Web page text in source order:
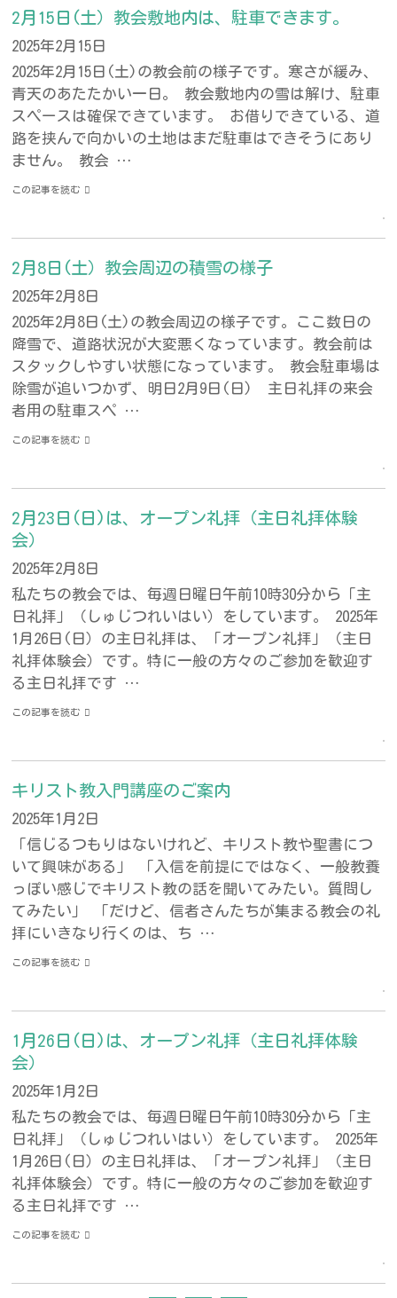
2月15日(土）教会敷地内は、駐車できます。
2025年2月15日
2025年2月15日(土)の教会前の様子です。寒さが緩み、
青天のあたたかい一日。 教会敷地内の雪は解け、駐車
スペースは確保できています。 お借りできている、道
路を挟んで向かいの土地はまだ駐車はできそうにあり
ません。 教会 …
この記事を読む
2月8日(土）教会周辺の積雪の様子
2025年2月8日
2025年2月8日(土)の教会周辺の様子です。ここ数日の
降雪で、道路状況が大変悪くなっています。教会前は
スタックしやすい状態になっています。 教会駐車場は
除雪が追いつかず、明日2月9日(日) 主日礼拝の来会
者用の駐車スペ …
この記事を読む
2月23日(日)は、オープン礼拝（主日礼拝体験
会）
2025年2月8日
私たちの教会では、毎週日曜日午前10時30分から「主
日礼拝」（しゅじつれいはい）をしています。 2025年
1月26日(日）の主日礼拝は、「オープン礼拝」（主日
礼拝体験会）です。特に一般の方々のご参加を歓迎す
る主日礼拝です …
この記事を読む
キリスト教入門講座のご案内
2025年1月2日
「信じるつもりはないけれど、キリスト教や聖書につ
いて興味がある」 「入信を前提にではなく、一般教養
っぽい感じでキリスト教の話を聞いてみたい。質問し
てみたい」 「だけど、信者さんたちが集まる教会の礼
拝にいきなり行くのは、ち …
この記事を読む
1月26日(日)は、オープン礼拝（主日礼拝体験
会）
2025年1月2日
私たちの教会では、毎週日曜日午前10時30分から「主
日礼拝」（しゅじつれいはい）をしています。 2025年
1月26日(日）の主日礼拝は、「オープン礼拝」（主日
礼拝体験会）です。特に一般の方々のご参加を歓迎す
る主日礼拝です …
この記事を読む